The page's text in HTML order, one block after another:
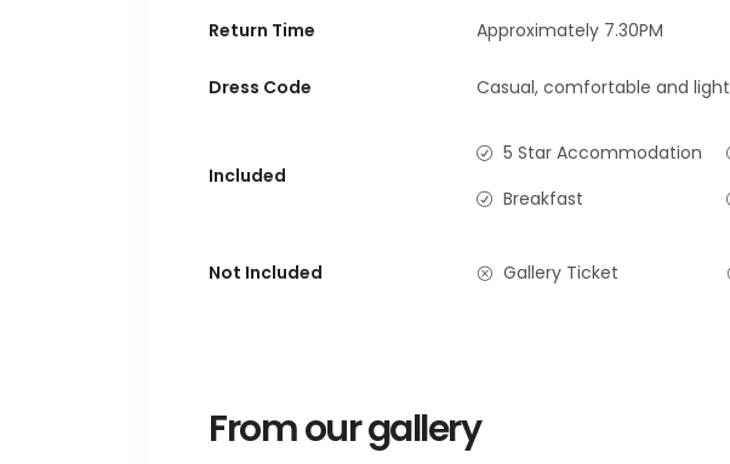
Return Time Approximately 7.30PM
Dress Code Casual, comfortable and light
Included
5 Star Accommodation
Breakfast
Not Included Gallery Ticket
From our gallery